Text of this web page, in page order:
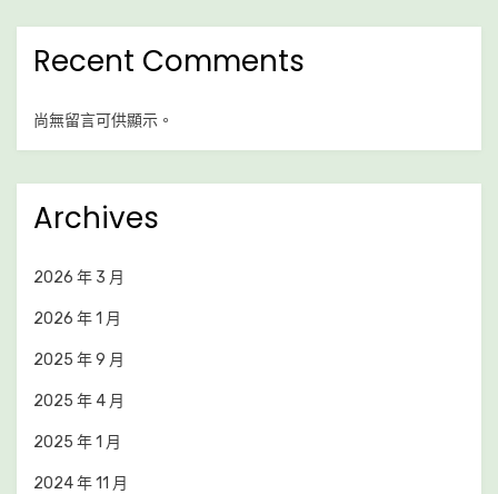
Recent Comments
尚無留言可供顯示。
Archives
2026 年 3 月
2026 年 1 月
2025 年 9 月
2025 年 4 月
2025 年 1 月
2024 年 11 月